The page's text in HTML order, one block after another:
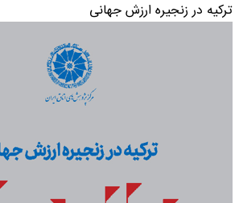
ترکیه در زنجیره ارزش جهانی